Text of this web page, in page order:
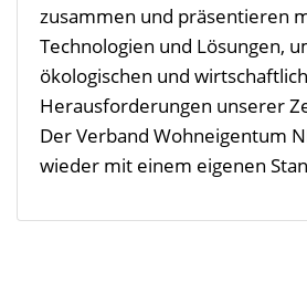
zusammen und präsentieren
Technologien und Lösungen,
ökologischen und
Herausforderungen unserer
Der Verband Wohneigentum
wieder mit einem eigenen